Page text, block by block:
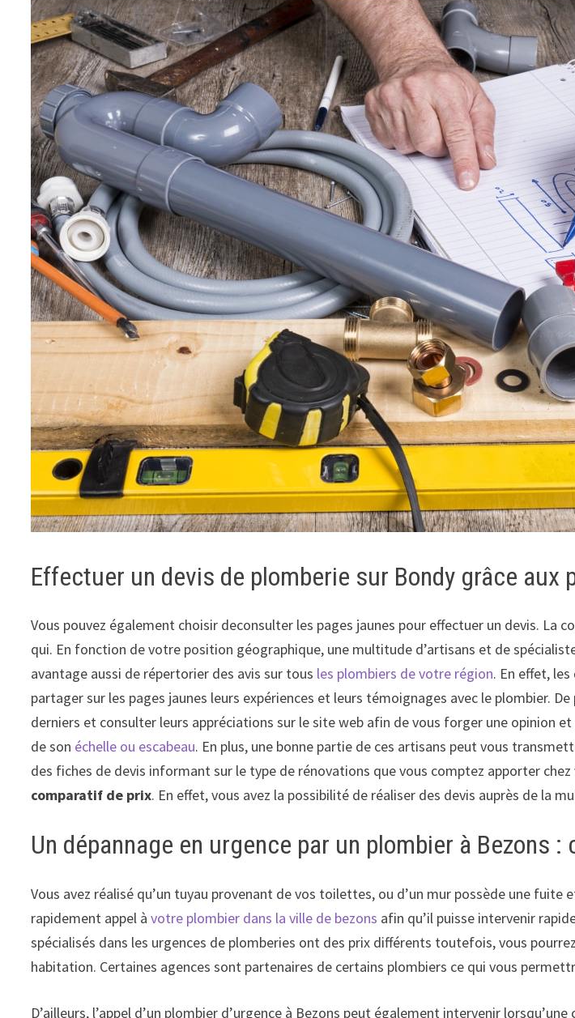
Effectuer un devis de plomberie sur Bondy grâce aux
Vous pouvez également choisir deconsulter les pages jaunes pour effectuer un devis. La
qui. En fonction de votre position géographique, une multitude d’artisans et de
avantage aussi de répertorier des avis sur tous les plombiers de votre région. En effet,
partager sur les pages jaunes leurs expériences et leurs témoignages avec le plombier.
derniers et consulter leurs appréciations sur le site web afin de vous forger une opinion et
de son échelle ou escabeau. En plus, une bonne partie de ces artisans peut vous
des fiches de devis informant sur le type de rénovations que vous comptez apporter
comparatif de prix. En effet, vous avez la possibilité de réaliser des devis auprès de la
Un dépannage en urgence par un plombier à Bezons :
Vous avez réalisé qu’un tuyau provenant de vos toilettes, ou d’un mur possède une
rapidement appel àvotre plombier dans la ville de bezons afin qu’il puisse intervenir
spécialisés dans les urgences de plomberies ont des prix différents toutefois, vous
habitation. Certaines agences sont partenaires de certains plombiers ce qui vous
D’ailleurs, l’appel d’un plombier d’urgence à Bezons peut également intervenir